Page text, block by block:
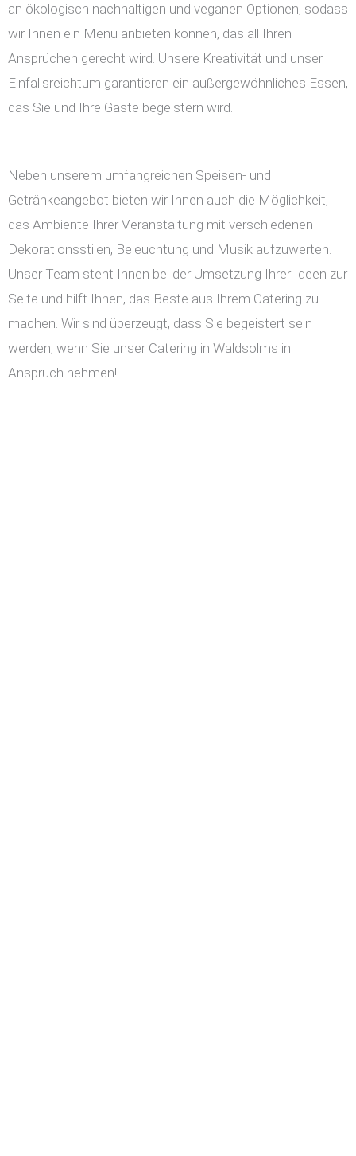
an ökologisch nachhaltigen und veganen Optionen, sodass
wir Ihnen ein Menü anbieten können, das all Ihren
Ansprüchen gerecht wird. Unsere Kreativität und unser
Einfallsreichtum garantieren ein außergewöhnliches Essen,
das Sie und Ihre Gäste begeistern wird.
Neben unserem umfangreichen Speisen- und
Getränkeangebot bieten wir Ihnen auch die Möglichkeit,
das Ambiente Ihrer Veranstaltung mit verschiedenen
Dekorationsstilen, Beleuchtung und Musik aufzuwerten.
Unser Team steht Ihnen bei der Umsetzung Ihrer Ideen zur
Seite und hilft Ihnen, das Beste aus Ihrem Catering zu
machen. Wir sind überzeugt, dass Sie begeistert sein
werden, wenn Sie unser Catering in Waldsolms in
Anspruch nehmen!